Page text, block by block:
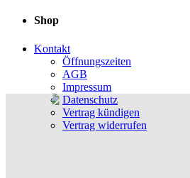
Shop
Kontakt
Öffnungszeiten
AGB
Impressum
Datenschutz
Vertrag kündigen
Vertrag widerrufen